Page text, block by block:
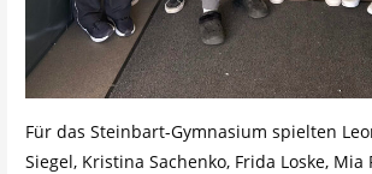
Für das Steinbart-Gymnasium spielten
Siegel, Kristina Sachenko, Frida Loske, Mia